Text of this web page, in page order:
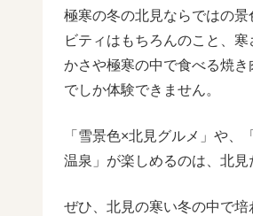
極寒の冬の北見ならではの景
ビティはもちろんのこと、
かさや極寒の中で食べる焼き
でしか体験できません。
「雪景色×北見グルメ」や、
温泉」が楽しめるのは、北見
ぜひ、北見の寒い冬の中で培